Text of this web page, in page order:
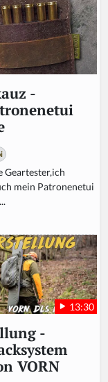
-
Geartester,ich
mein Patronenetui
13:30
-
VORN